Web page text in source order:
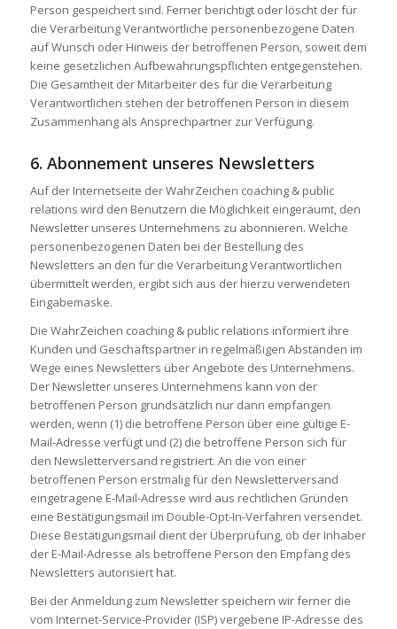
Person gespeichert sind. Ferner berichtigt oder löscht der für
die Verarbeitung Verantwortliche personenbezogene Daten
auf Wunsch oder Hinweis der betroffenen Person, soweit dem
keine gesetzlichen Aufbewahrungspflichten entgegenstehen.
Die Gesamtheit der Mitarbeiter des für die Verarbeitung
Verantwortlichen stehen der betroffenen Person in diesem
Zusammenhang als Ansprechpartner zur Verfügung.
6. Abonnement unseres Newsletters
Auf der Internetseite der WahrZeichen coaching & public
relations wird den Benutzern die Möglichkeit eingeräumt, den
Newsletter unseres Unternehmens zu abonnieren. Welche
personenbezogenen Daten bei der Bestellung des
Newsletters an den für die Verarbeitung Verantwortlichen
übermittelt werden, ergibt sich aus der hierzu verwendeten
Eingabemaske.
Die WahrZeichen coaching & public relations informiert ihre
Kunden und Geschäftspartner in regelmäßigen Abständen im
Wege eines Newsletters über Angebote des Unternehmens.
Der Newsletter unseres Unternehmens kann von der
betroffenen Person grundsätzlich nur dann empfangen
werden, wenn (1) die betroffene Person über eine gültige E-
Mail-Adresse verfügt und (2) die betroffene Person sich für
den Newsletterversand registriert. An die von einer
betroffenen Person erstmalig für den Newsletterversand
eingetragene E-Mail-Adresse wird aus rechtlichen Gründen
eine Bestätigungsmail im Double-Opt-In-Verfahren versendet.
Diese Bestätigungsmail dient der Überprüfung, ob der Inhaber
der E-Mail-Adresse als betroffene Person den Empfang des
Newsletters autorisiert hat.
Bei der Anmeldung zum Newsletter speichern wir ferner die
vom Internet-Service-Provider (ISP) vergebene IP-Adresse des